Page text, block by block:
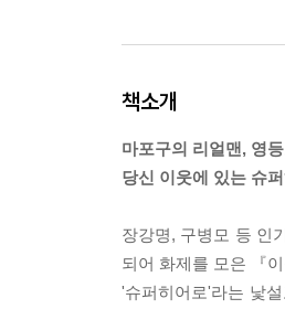
책소개
마포구의 리얼맨, 영
당신 이웃에 있는 슈
장강명, 구병모 등 인
되어 화제를 모은 『
'슈퍼히어로'라는 낯